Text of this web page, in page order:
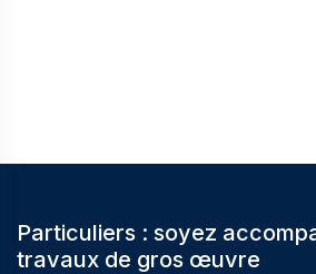
Particuliers : soyez
travaux de gros œuvre